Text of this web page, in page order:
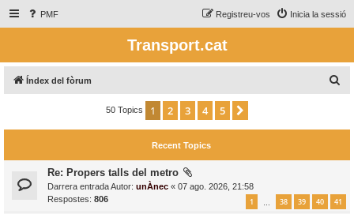
PMF Inicia la sessió
Registreu-vos
Transport.cat
Índex del fòrum
50 Topics 1 2 3 4 5
Recent Topics
Re: Propers talls del metro
Darrera entrada Autor: unÀnec « 07 ago. 2026, 21:58
Respostes: 806 1 38 39 40 41